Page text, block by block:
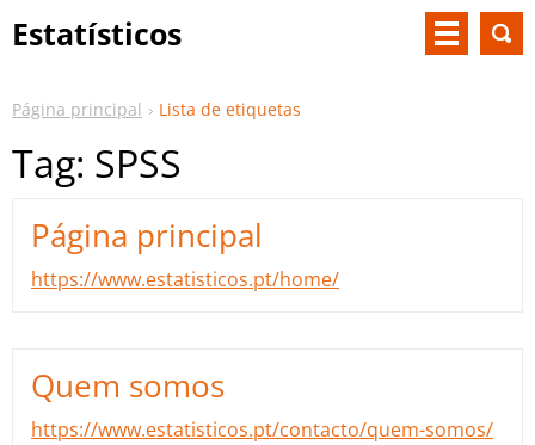
Estatísticos
Página principal Lista de etiquetas
Tag: SPSS
Página principal
https://www.estatisticos.pt/home/
Quem somos
https://www.estatisticos.pt/contacto/quem-somos/